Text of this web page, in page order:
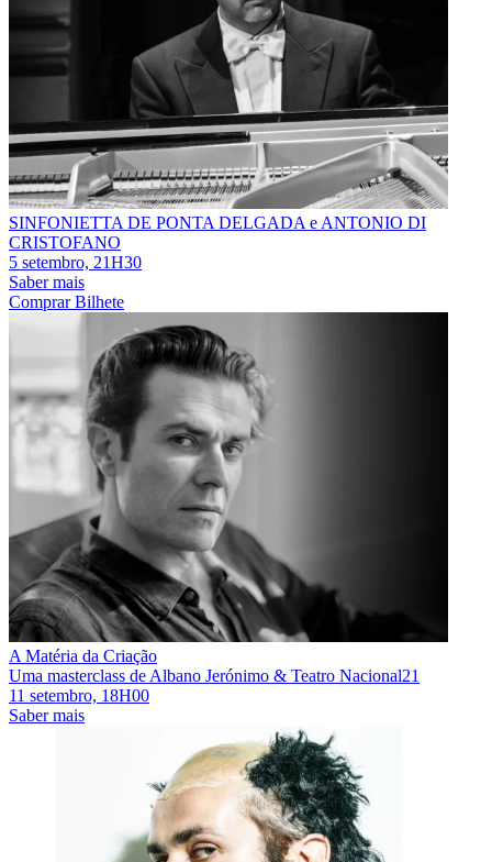
SINFONIETTA DE PONTA DELGADA e ANTONIO DI
CRISTOFANO
5 setembro, 21H30
Saber mais
Comprar Bilhete
A Matéria da Criação
Uma masterclass de Albano Jerónimo & Teatro Nacional21
11 setembro, 18H00
Saber mais